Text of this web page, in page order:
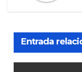
Entrada